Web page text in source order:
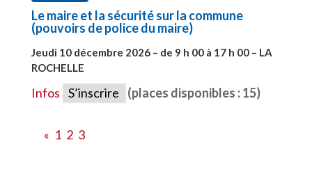
Le maire et la sécurité sur la commune
(pouvoirs de police du maire)
Jeudi 10 décembre 2026 – de 9 h 00 à 17 h 00 – LA
ROCHELLE
Infos S’inscrire (places disponibles : 15)
« 1 2 3